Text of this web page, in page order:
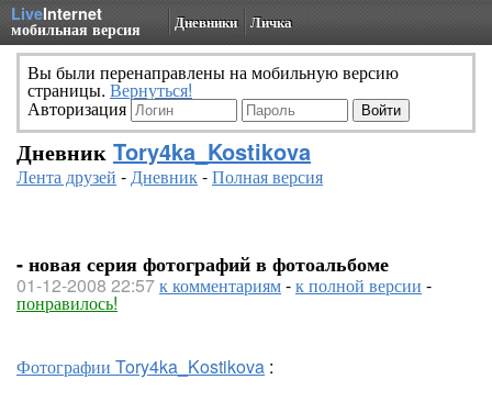
LiveInternet
мобильная версия Дневники Личка
Вы были перенаправлены на мобильную версию
страницы. Вернуться!
Авторизация
Дневник Tory4ka_Kostikova
Лента друзей -Дневник-Полная версия
- новая серия фотографий в фотоальбоме
01-12-2008 22:57к комментариям-к полной версии -
понравилось!
Фотографии Tory4ka_Kostikova :